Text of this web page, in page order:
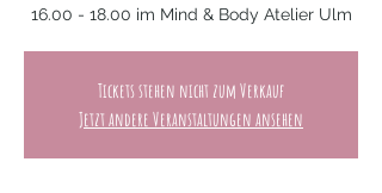
16.00 - 18.00 im Mind & Body Atelier Ulm
Tickets stehen nicht zum Verkauf
Jetzt andere Veranstaltungen ansehen